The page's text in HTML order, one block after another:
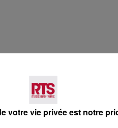
votre vie privée est notre